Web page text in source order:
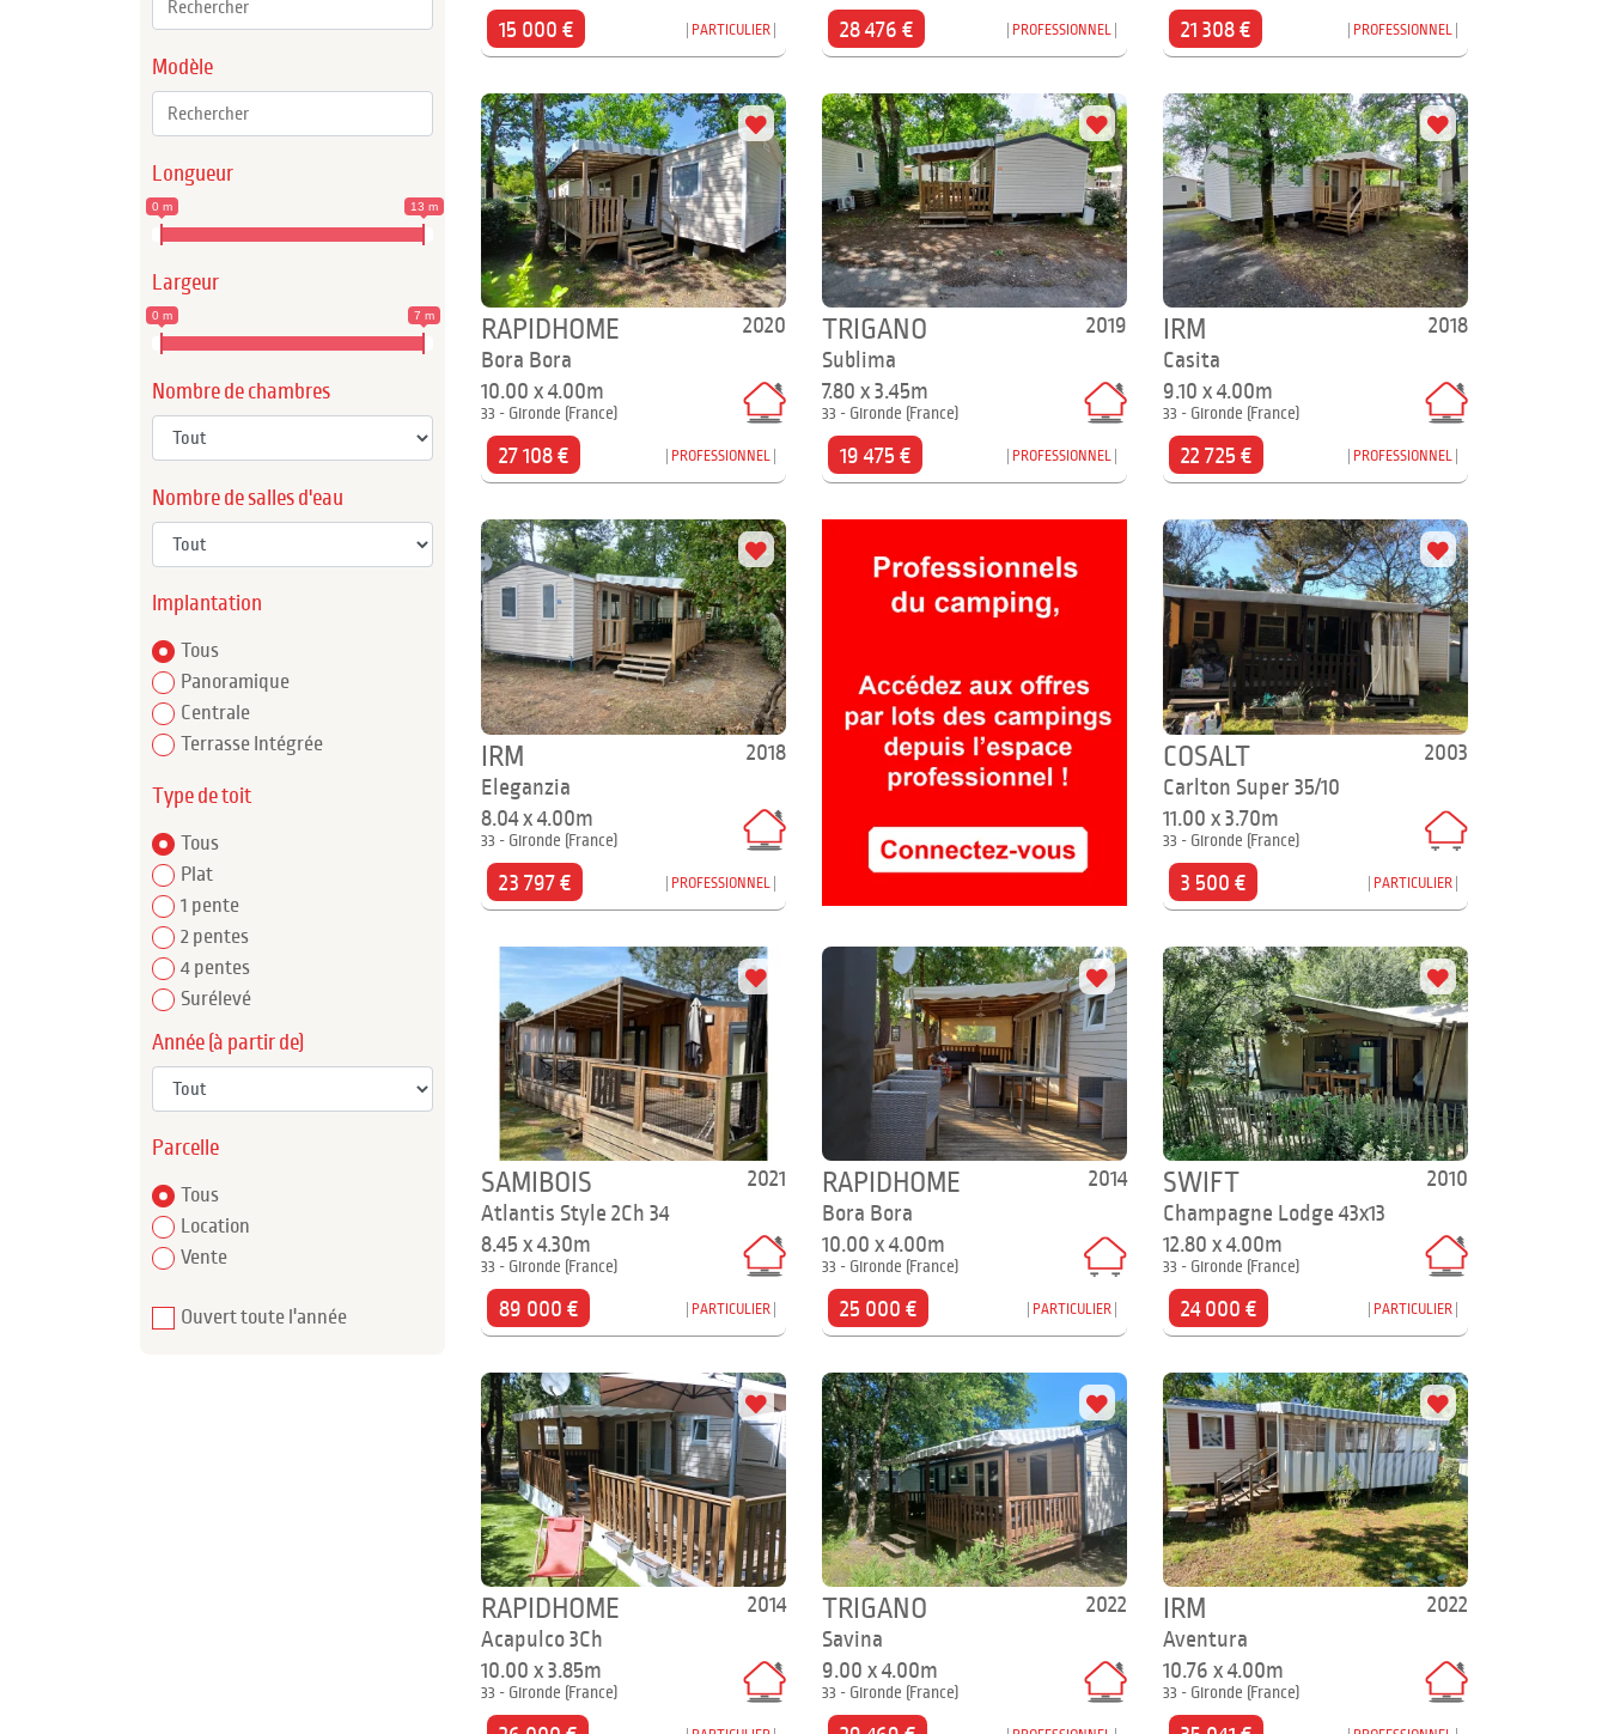
Modèle
Longueur
0 m 13 m
Largeur
0 m 7 m
Nombre de chambres
Nombre de salles d'eau
Implantation
Tous
Panoramique
Centrale
Terrasse Intégrée
Type de toit
Tous
Plat
1 pente
2 pentes
4 pentes
Surélevé
Année (à partir de)
Parcelle
Tous
Location
Vente
Ouvert toute l'année
15 000 € PARTICULIER 28 476 € PROFESSIONNEL 21 308 € PROFESSIONNEL
2020
RAPIDHOME
Bora Bora
10.00 x 4.00m
33 - Gironde (France)
27 108 € PROFESSIONNEL
2019
TRIGANO
Sublima
7.80 x 3.45m
33 - Gironde (France)
19 475 € PROFESSIONNEL
2018
IRM
Casita
9.10 x 4.00m
33 - Gironde (France)
22 725 € PROFESSIONNEL
2018
IRM
Eleganzia
8.04 x 4.00m
33 - Gironde (France)
23 797 € PROFESSIONNEL
2003
COSALT
Carlton Super 35/10
11.00 x 3.70m
33 - Gironde (France)
3 500 € PARTICULIER
2021
SAMIBOIS
Atlantis Style 2Ch 34
8.45 x 4.30m
33 - Gironde (France)
89 000 € PARTICULIER
2014
RAPIDHOME
Bora Bora
10.00 x 4.00m
33 - Gironde (France)
25 000 € PARTICULIER
2010
SWIFT
Champagne Lodge 43x13
12.80 x 4.00m
33 - Gironde (France)
24 000 € PARTICULIER
2014
RAPIDHOME
Acapulco 3Ch
10.00 x 3.85m
33 - Gironde (France)
2022
TRIGANO
Savina
9.00 x 4.00m
33 - Gironde (France)
2022
IRM
Aventura
10.76 x 4.00m
33 - Gironde (France)